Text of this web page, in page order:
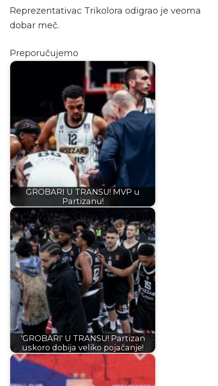
Reprezentativac Trikolora odigrao je veoma
dobar meč.
Preporučujemo
GROBARI U TRANSU! MVP u
Partizanu!
'GROBARI' U TRANSU! Partizan
uskoro dobija veliko pojačanje!